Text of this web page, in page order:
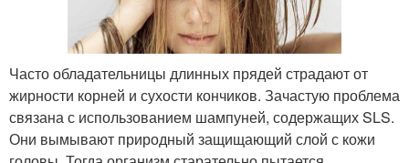
Часто обладательницы длинных прядей страдают от
жирности корней и сухости кончиков. Зачастую проблема
связана с использованием шампуней, содержащих SLS.
Они вымывают природный защищающий слой с кожи